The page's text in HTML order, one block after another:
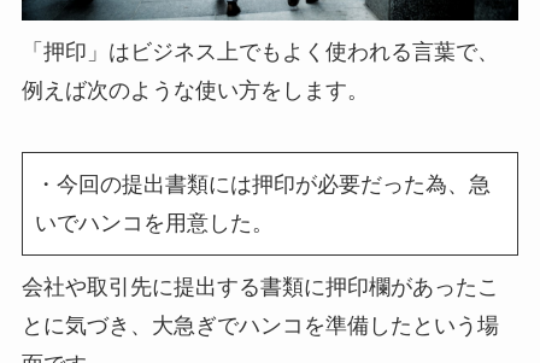
「押印」はビジネス上でもよく使われる言葉で、
例えば次のような使い方をします。
・今回の提出書類には押印が必要だった為、急
いでハンコを用意した。
会社や取引先に提出する書類に押印欄があったこ
とに気づき、大急ぎでハンコを準備したという場